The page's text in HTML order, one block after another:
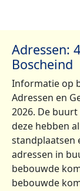
Adressen:
Boscheind
Informatie op
Adressen en
2026. De
deze hebben
standplaatsen
adressen in
bebouwde
bebouwde